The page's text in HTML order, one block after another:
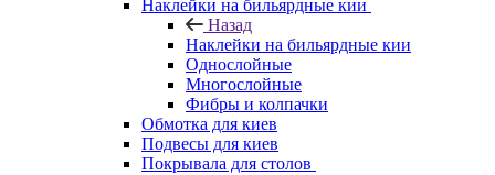
Наклейки на бильярдные кии
Назад
Наклейки на бильярдные кии
Однослойные
Многослойные
Фибры и колпачки
Обмотка для киев
Подвесы для киев
Покрывала для столов